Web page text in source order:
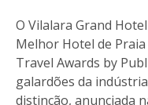
O Vilalara Grand
Melhor Hotel de
Travel Awards by
galardões da
distinção, anunciada